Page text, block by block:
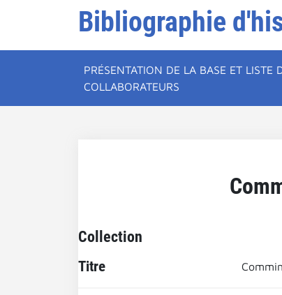
Bibliographie
PRÉSENTATION DE LA BASE ET LISTE
COLLABORATEURS
Collection
Titre